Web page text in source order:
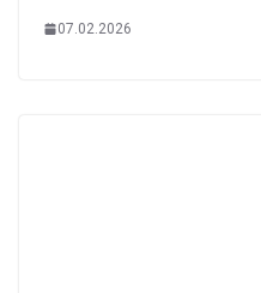
07.02.2026